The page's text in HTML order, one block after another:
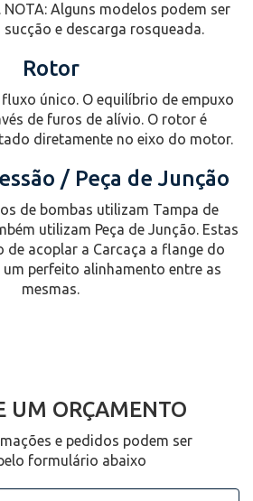
NOTA: Alguns modelos podem ser
e descarga rosqueada.
Rotor
único. O equilíbrio de empuxo
de furos de alívio. O rotor é
diretamente no eixo do motor.
/ Peça de Junção
de bombas utilizam Tampa de
utilizam Peça de Junção. Estas
de acoplar a Carcaça a flange do
perfeito alinhamento entre as
mesmas.
UM ORÇAMENTO
e pedidos podem ser
formulário abaixo